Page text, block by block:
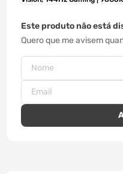
Este produto não está
Quero que me avisem